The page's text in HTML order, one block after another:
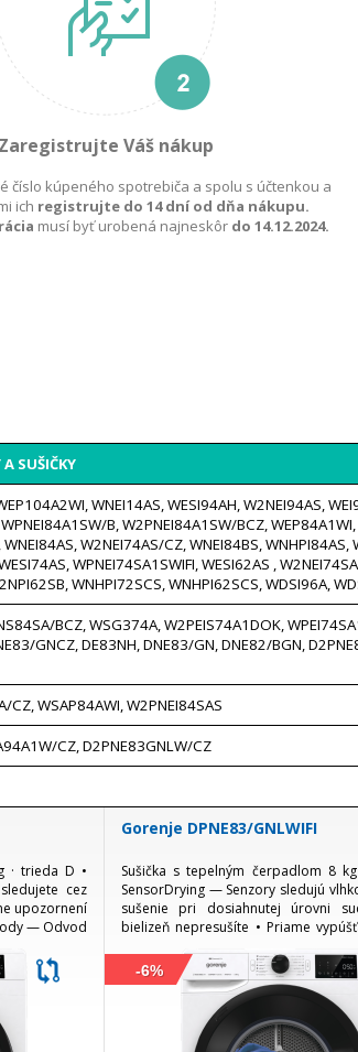
Zaregistrujte Váš nákup
číslo kúpeného spotrebiča a spolu s účtenkou a
ich registrujte do 14 dní od dňa nákupu.
musí byť urobená najneskôr do 14.12.2024.
A SUŠIČKY
WNEI14AS, WESI94AH, W2NEI94AS,
B, W2PNEI84A1SW/BCZ,
W2NEI74AS/CZ, WNEI84BS, WNHPI84AS,
WPNEI74SA1SWIFI, WESI62AS ,
WNHPI72SCS, WNHPI62SCS, WDSI96A,
BCZ, WSG374A, W2PEIS74A1DOK,
GNCZ, DE83NH, DNE83/GN, DNE82/BGN,
WSAP84AWI, W2PNEI84SAS
CZ, D2PNE83GNLW/CZ
· trieda D •
cez
upozornení
— Odvod
Gorenje DPNE83/GNLWIFI
Sušička s tepelným čerpadlom 8
SensorDrying — Senzory sledujú
sušenie pri dosiahnutej úrovni
bielizeň nepresušíte • Priame
-6%